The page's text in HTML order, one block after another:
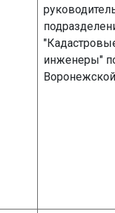
инженеры"